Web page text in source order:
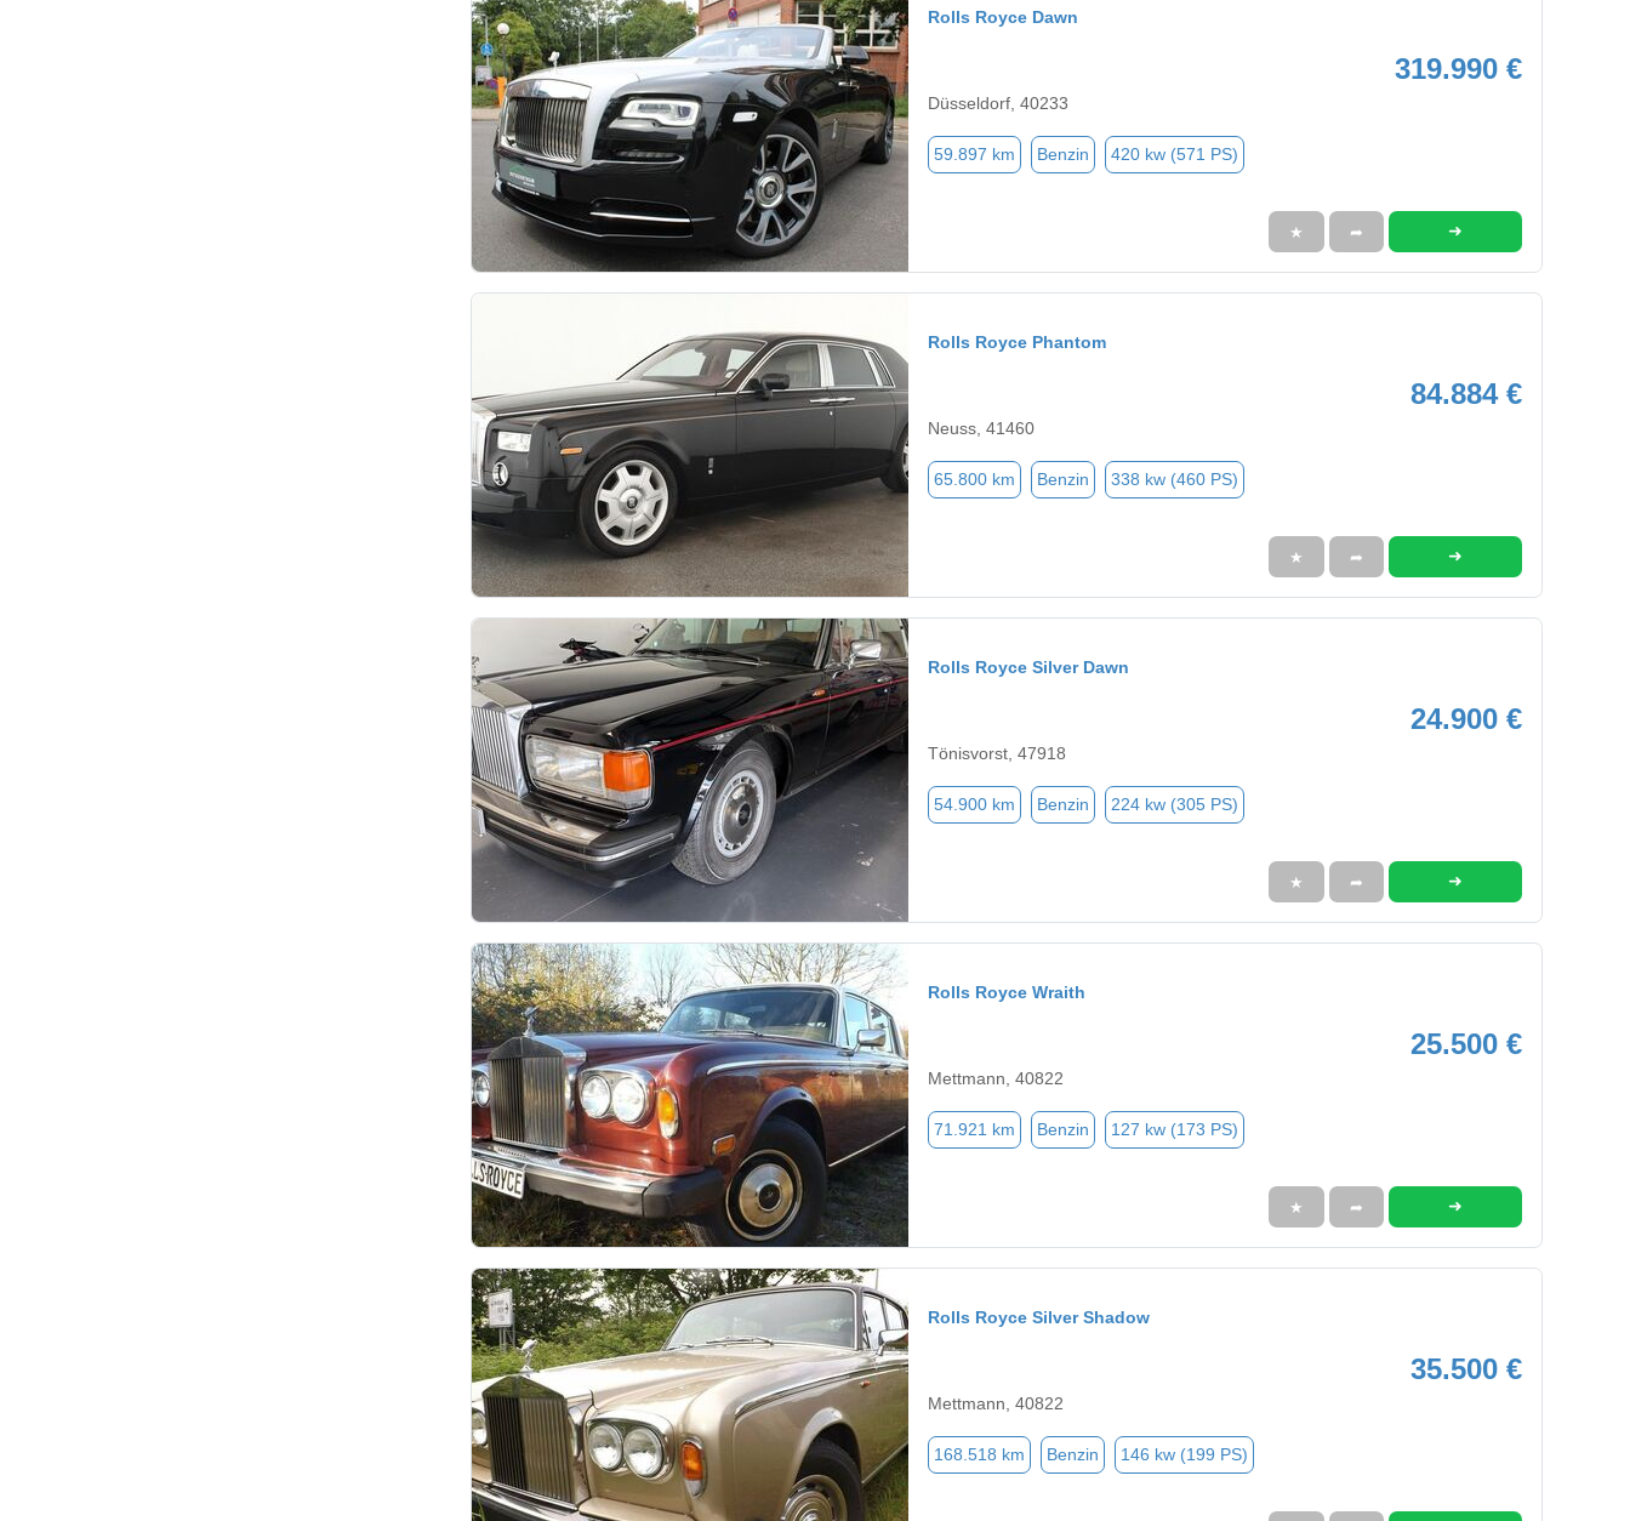
Rolls Royce Dawn
319.990 €
Düsseldorf, 40233
59.897 km Benzin 420 kw (571 PS)
★ ➦ ➜
Rolls Royce Phantom
84.884 €
Neuss, 41460
65.800 km Benzin 338 kw (460 PS)
★ ➦ ➜
Rolls Royce Silver Dawn
24.900 €
Tönisvorst, 47918
54.900 km Benzin 224 kw (305 PS)
★ ➦ ➜
Rolls Royce Wraith
25.500 €
Mettmann, 40822
71.921 km Benzin 127 kw (173 PS)
★ ➦ ➜
Rolls Royce Silver Shadow
35.500 €
Mettmann, 40822
168.518 km Benzin 146 kw (199 PS)